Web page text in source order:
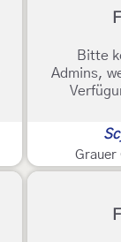
Bitte
Admins,
Grauer